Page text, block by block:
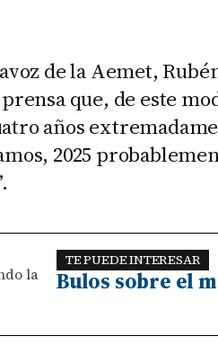
de la Aemet,
que, de este
años
2025
TE PUEDE INTERESAR
Bulos sobre el